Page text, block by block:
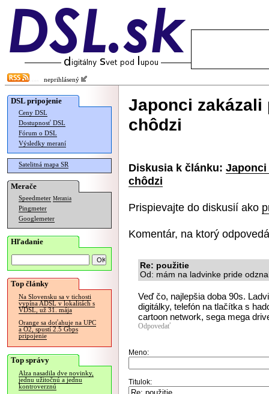
neprihlásený
DSL pripojenie
Ceny DSL
Dostupnosť DSL
Fórum o DSL
Výsledky meraní
Satelitná mapa SR
Merače
Speedmeter Merania
Pingmeter
Googlemeter
Hľadanie
Top články
Na Slovensku sa v tichosti
vypína ADSL v lokalitách s
VDSL, už 31. mája
Orange sa doťahuje na UPC
a O2, spustí 2.5 Gbps
pripojenie
Top správy
Alza nasadila dve novinky,
jednu užitočnú a jednu
kontroverznú
Japonci
chôdzi
Diskusia k článku: Japonci
chôdzi
Prispievajte do diskusií ako
Komentár, na ktorý
Re: použitie
Od: mám na ladvinke pride
Veď čo, najlepšia doba 90s.
digitálky, telefón na tlačítka s
cartoon network, sega mega
Odpovedať
Meno:
Titulok: